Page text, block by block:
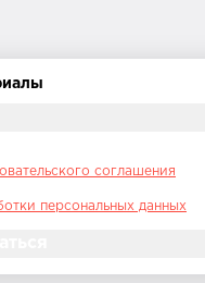
соглашения
персональных данных